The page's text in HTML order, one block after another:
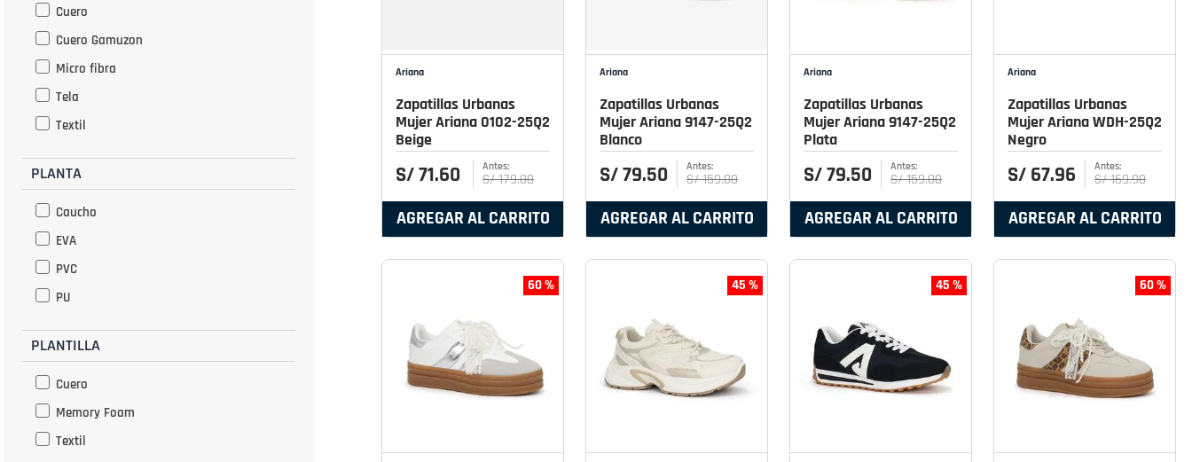
Morado
Multi color
Multicolor
Naranja
Negro
Nude
Olivo
Plata
Plomo
Rojo
Rosado
Verde
Hueso
Arena
Cuero
Cuero Gamuzon
Micro fibra
Tela
Textil
PLANTA
Caucho
EVA
PVC
PU
PLANTILLA
Cuero
Memory Foam
Textil
Ariana
Zapatillas Urbanas
Mujer Ariana 0102-25Q2
Beige
S/71.60 S/179.00
AGREGAR AL CARRITO
Ariana
Zapatillas Urbanas
Mujer Ariana 9147-25Q2
Blanco
S/79.50 S/159.00
AGREGAR AL CARRITO
Ariana
Zapatillas Urbanas
Mujer Ariana 9147-25Q2
Plata
S/79.50 S/159.00
AGREGAR AL CARRITO
Ariana
Zapatillas Urbanas
Mujer Ariana WDH-25Q2
Negro
S/ 67.96 S/169.90
AGREGAR AL CARRITO
60 % 45 % 45 % 60 %